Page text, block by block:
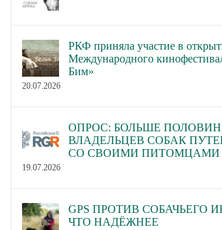
РКФ приняла участие в
Международного
Бим»
20.07.2026
ОПРОС: БОЛЬШЕ
ВЛАДЕЛЬЦЕВ СОБАК
СО СВОИМИ ПИТОМЦАМИ
19.07.2026
GPS ПРОТИВ СОБАЧЬЕГО
ЧТО НАДЁЖНЕЕ